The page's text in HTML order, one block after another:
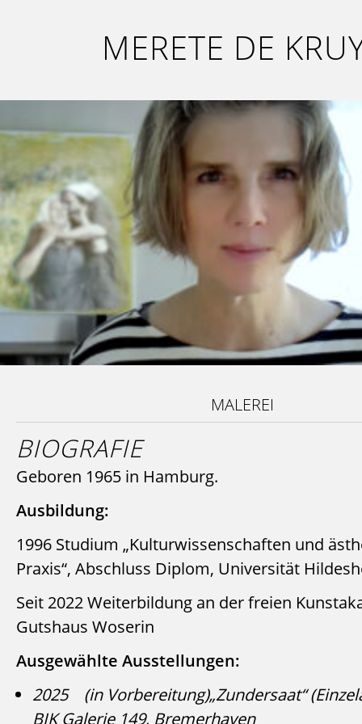
MERETE DE
MALEREI
BIOGRAFIE
Geboren 1965 in Hamburg.
Ausbildung:
1996 Studium „Kulturwissenschaften und
Praxis“, Abschluss Diplom, Universität
Seit 2022 Weiterbildung an der freien
Gutshaus Woserin
Ausgewählte Ausstellungen:
2025 (in Vorbereitung)„Zundersaat“
BIK Galerie 149, Bremerhaven